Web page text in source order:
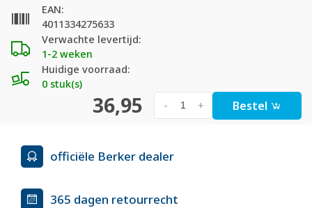
Verwachte levertijd:
1-2 weken
Huidige voorraad:
0 stuk(s)
EAN:
4011334275633
36,95 +
- Bestel
officiële Berker dealer
365 dagen retourrecht